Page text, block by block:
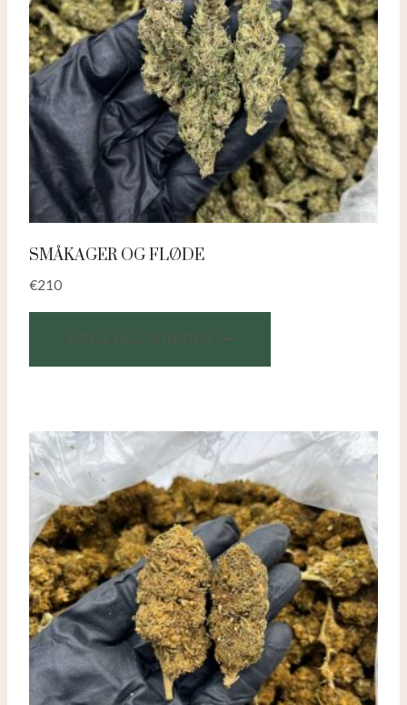
SMÅKAGER OG FLØDE
€210
VÆLG MULIGHEDER